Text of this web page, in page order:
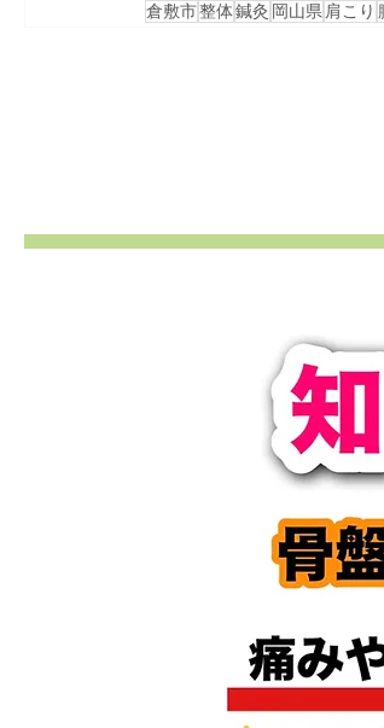
倉敷市整体鍼灸 岡山県 肩こり